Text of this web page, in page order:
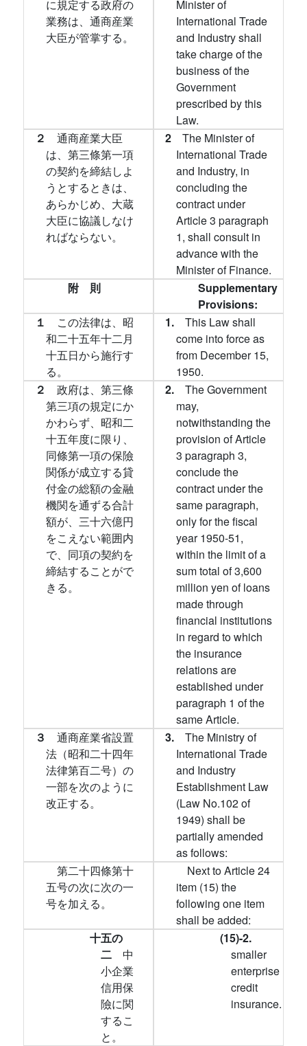
に規定する政府の
業務は、通商産業
大臣が管掌する。
Minister of
International Trade
and Industry shall
take charge of the
business of the
Government
prescribed by this
Law.
２ 通商産業大臣
は、第三條第一項
の契約を締結しよ
うとするときは、
あらかじめ、大蔵
大臣に協議しなけ
ればならない。
2 The Minister of
International Trade
and Industry, in
concluding the
contract under
Article 3 paragraph
1, shall consult in
advance with the
Minister of Finance.
附 則
Supplementary
Provisions:
１ この法律は、昭
和二十五年十二月
十五日から施行す
る。
1. This Law shall
come into force as
from December 15,
1950.
２ 政府は、第三條
第三項の規定にか
かわらず、昭和二
十五年度に限り、
同條第一項の保險
関係が成立する貸
付金の総額の金融
機関を通ずる合計
額が、三十六億円
をこえない範囲内
で、同項の契約を
締結することがで
きる。
2. The Government
may,
notwithstanding the
provision of Article
3 paragraph 3,
conclude the
contract under the
same paragraph,
only for the fiscal
year 1950-51,
within the limit of a
sum total of 3,600
million yen of loans
made through
financial institutions
in regard to which
the insurance
relations are
established under
paragraph 1 of the
same Article.
３ 通商産業省設置
法（昭和二十四年
法律第百二号）の
一部を次のように
改正する。
3. The Ministry of
International Trade
and Industry
Establishment Law
(Law No.102 of
1949) shall be
partially amended
as follows:
第二十四條第十
五号の次に次の一
号を加える。
Next to Article 24
item (15) the
following one item
shall be added:
十五の
二 中
小企業
信用保
險に関
するこ
と。
(15)-2.
smaller
enterprise
credit
insurance.